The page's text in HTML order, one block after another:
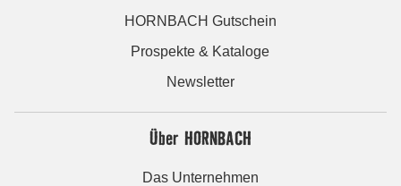
HORNBACH Gutschein
Prospekte & Kataloge
Newsletter
Über HORNBACH
Das Unternehmen